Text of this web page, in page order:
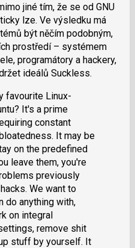
jiné tím, že se od GNU
lze. Ve výsledku má
být něčím podobným,
prostředí – systémem
programátory a hackery,
ideálů Suckless.
favourite Linux-
It's a prime
constant
It may be
on the predefined
leave them, you're
previously
We want to
do anything with,
on integral
remove shit
stuff by yourself. It